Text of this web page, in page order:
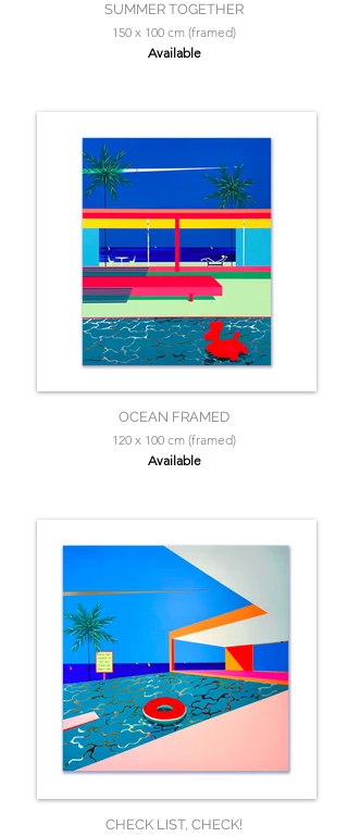
SUMMER TOGETHER
150 x 100 cm (framed)
Available
OCEAN FRAMED
120 x 100 cm (framed)
Available
CHECK LIST, CHECK!